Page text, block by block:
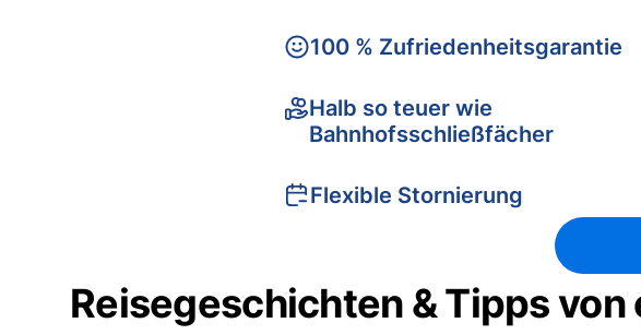
100 % Zufriedenheitsgarantie
Halb so teuer wie
Bahnhofsschließfächer
Flexible Stornierung
Reisegeschichten & Tipps